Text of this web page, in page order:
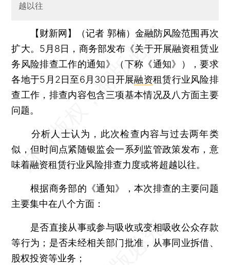
越以往
【财新网】（记者 郭楠） 金融防风险范围再次
扩大。5月8日，商务部发布《关于开展融资租赁业
务风险排查工作的通知》（下称《通知》），要求
各地于5月2日至6月30日开展融资租赁行业风险排
查工作，排查内容包含三项基本情况及八方面主要
问题。
分析人士认为，此次检查内容与过去两年类
似，但时间点紧随银监会一系列监管政策发布，意
味着融资租赁行业风险排查力度或将超越以往。
根据商务部的《通知》，本次排查的主要问题
主要集中在八个方面：
是否直接从事或参与吸收或变相吸收公众存款
等行为；是否未经相关部门批准，从事同业拆借、
股权投资等业务；